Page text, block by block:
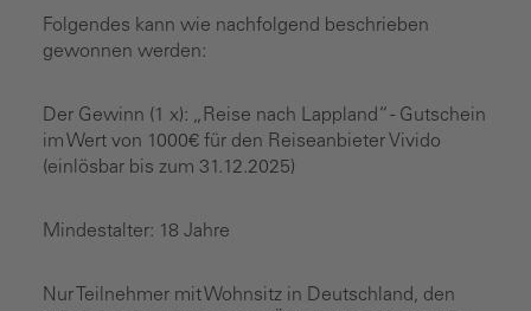
Folgendes kann wie nachfolgend beschrieben
gewonnen werden:
Der Gewinn (1 x): „Reise nach Lappland“ - Gutschein
im Wert von 1000€ für den Reiseanbieter Vivido
(einlösbar bis zum 31.12.2025)
Mindestalter: 18 Jahre
Nur Teilnehmer mit Wohnsitz in Deutschland, den